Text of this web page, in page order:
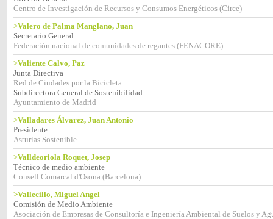
Centro de Investigación de Recursos y Consumos Energéticos (Circe)
>Valero de Palma Manglano, Juan
Secretario General
Federación nacional de comunidades de regantes (FENACORE)
>Valiente Calvo, Paz
Junta Directiva
Red de Ciudades por la Bicicleta
Subdirectora General de Sostenibilidad
Ayuntamiento de Madrid
>Valladares Álvarez, Juan Antonio
Presidente
Asturias Sostenible
>Valldeoriola Roquet, Josep
Técnico de medio ambiente
Consell Comarcal d'Osona (Barcelona)
>Vallecillo, Miguel Angel
Comisión de Medio Ambiente
Asociación de Empresas de Consultoría e Ingeniería Ambiental de Suelos y